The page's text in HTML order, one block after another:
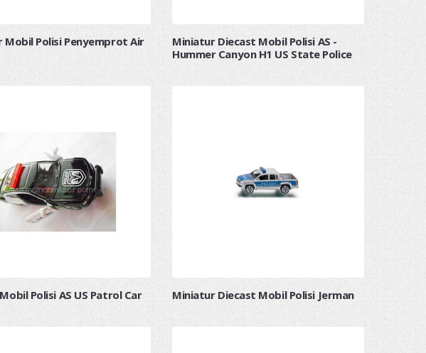
Mobil Polisi Penyemprot Air
Miniatur Diecast Mobil Polisi AS -
Hummer Canyon H1 US State Police
Polisi AS US Patrol Car Miniatur Diecast Mobil Polisi Jerman